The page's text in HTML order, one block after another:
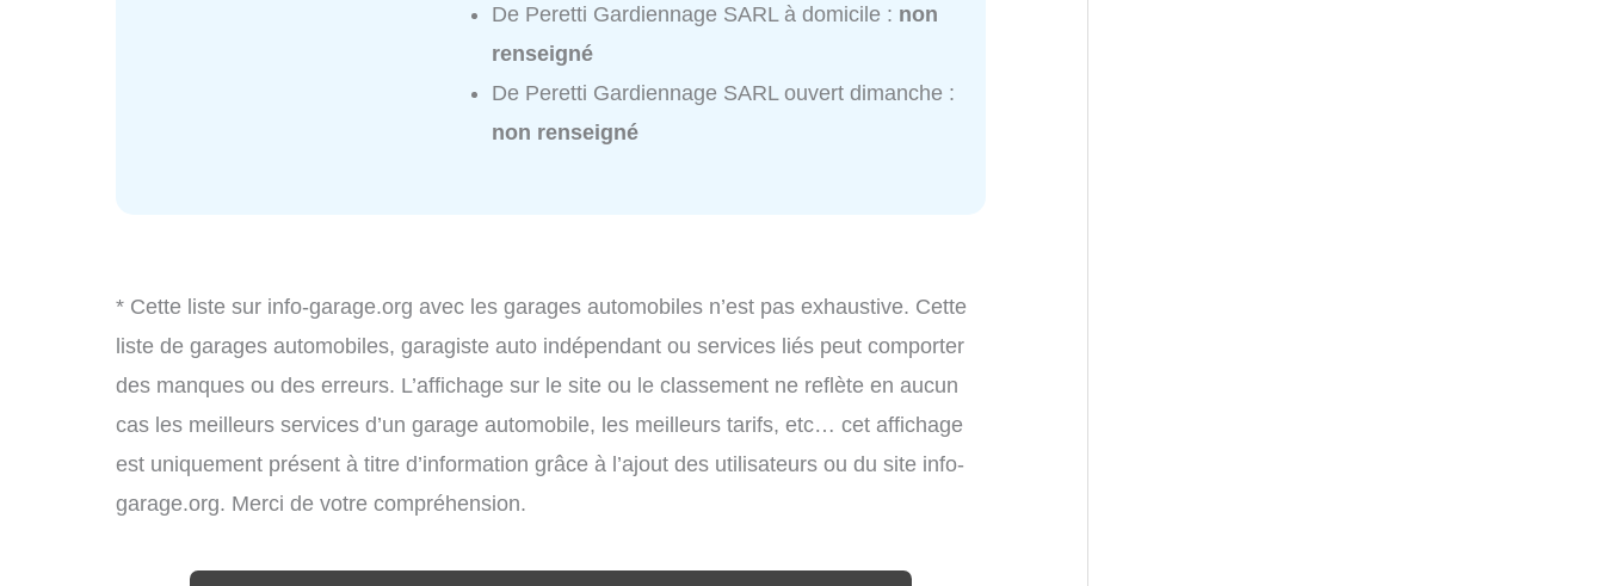
De Peretti Gardiennage SARL à domicile : non
renseigné
De Peretti Gardiennage SARL ouvert dimanche :
non renseigné
* Cette liste sur info-garage.org avec les garages automobiles n’est pas exhaustive. Cette
liste de garages automobiles, garagiste auto indépendant ou services liés peut comporter
des manques ou des erreurs. L’affichage sur le site ou le classement ne reflète en aucun
cas les meilleurs services d’un garage automobile, les meilleurs tarifs, etc… cet affichage
est uniquement présent à titre d’information grâce à l’ajout des utilisateurs ou du site info-
garage.org. Merci de votre compréhension.